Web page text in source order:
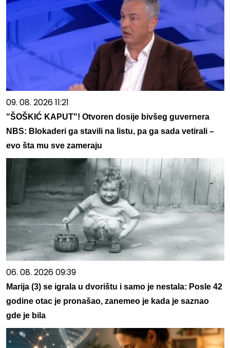
09. 08. 2026 11:21
"ŠOŠKIĆ KAPUT"! Otvoren dosije bivšeg guvernera
NBS: Blokaderi ga stavili na listu, pa ga sada vetirali –
evo šta mu sve zameraju
06. 08. 2026 09:39
Marija (3) se igrala u dvorištu i samo je nestala: Posle 42
godine otac je pronašao, zanemeo je kada je saznao
gde je bila